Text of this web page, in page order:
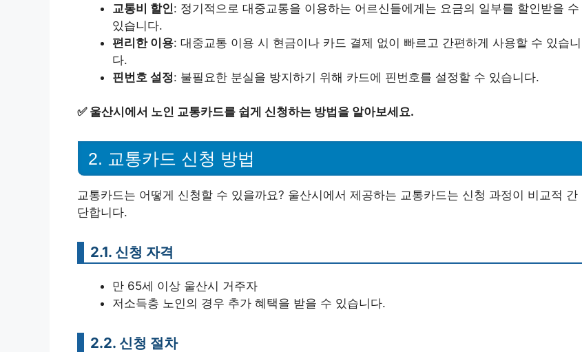
교통비 할인: 정기적으로 대중교통을 이용하는 어르신들에게는 요금의 일부를 할인받을 수
있습니다.
편리한 이용: 대중교통 이용 시 현금이나 카드 결제 없이 빠르고 간편하게 사용할 수 있습니
다.
핀번호 설정: 불필요한 분실을 방지하기 위해 카드에 핀번호를 설정할 수 있습니다.
✅ 울산시에서 노인 교통카드를 쉽게 신청하는 방법을 알아보세요.
2. 교통카드 신청 방법
교통카드는 어떻게 신청할 수 있을까요? 울산시에서 제공하는 교통카드는 신청 과정이 비교적 간
단합니다.
2.1. 신청 자격
만 65세 이상 울산시 거주자
저소득층 노인의 경우 추가 혜택을 받을 수 있습니다.
2.2. 신청 절차